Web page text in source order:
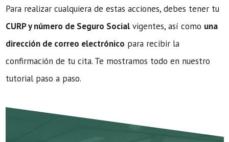
Para realizar cualquiera de estas acciones, debes tener tu
CURP y número de Seguro Social vigentes, así como una
dirección de correo electrónico para recibir la
confirmación de tu cita. Te mostramos todo en nuestro
tutorial paso a paso.